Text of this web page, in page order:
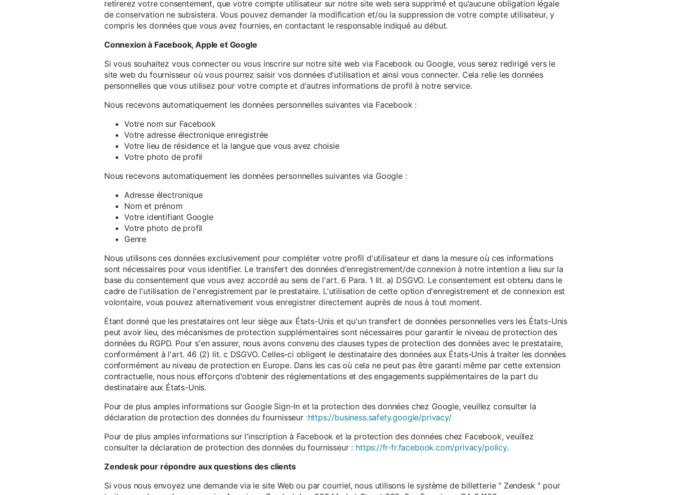
retirerez votre consentement, que votre compte utilisateur sur notre site web sera supprimé et qu’aucune obligation légale
de conservation ne subsistera. Vous pouvez demander la modification et/ou la suppression de votre compte utilisateur, y
compris les données que vous avez fournies, en contactant le responsable indiqué au début.
Connexion à Facebook, Apple et Google
Si vous souhaitez vous connecter ou vous inscrire sur notre site web via Facebook ou Google, vous serez redirigé vers le
site web du fournisseur où vous pourrez saisir vos données d'utilisation et ainsi vous connecter. Cela relie les données
personnelles que vous utilisez pour votre compte et d'autres informations de profil à notre service.
Nous recevons automatiquement les données personnelles suivantes via Facebook :
Votre nom sur Facebook
Votre adresse électronique enregistrée
Votre lieu de résidence et la langue que vous avez choisie
Votre photo de profil
Nous recevons automatiquement les données personnelles suivantes via Google :
Adresse électronique
Nom et prénom
Votre identifiant Google
Votre photo de profil
Genre
Nous utilisons ces données exclusivement pour compléter votre profil d'utilisateur et dans la mesure où ces informations
sont nécessaires pour vous identifier. Le transfert des données d'enregistrement/de connexion à notre intention a lieu sur la
base du consentement que vous avez accordé au sens de l'art. 6 Para. 1 lit. a) DSGVO. Le consentement est obtenu dans le
cadre de l'utilisation de l'enregistrement par le prestataire. L'utilisation de cette option d'enregistrement et de connexion est
volontaire, vous pouvez alternativement vous enregistrer directement auprès de nous à tout moment.
Étant donné que les prestataires ont leur siège aux États-Unis et qu'un transfert de données personnelles vers les États-Unis
peut avoir lieu, des mécanismes de protection supplémentaires sont nécessaires pour garantir le niveau de protection des
données du RGPD. Pour s'en assurer, nous avons convenu des clauses types de protection des données avec le prestataire,
conformément à l'art. 46 (2) lit. c DSGVO. Celles-ci obligent le destinataire des données aux États-Unis à traiter les données
conformément au niveau de protection en Europe. Dans les cas où cela ne peut pas être garanti même par cette extension
contractuelle, nous nous efforçons d'obtenir des réglementations et des engagements supplémentaires de la part du
destinataire aux États-Unis.
Pour de plus amples informations sur Google Sign-In et la protection des données chez Google, veuillez consulter la
déclaration de protection des données du fournisseur :https://business.safety.google/privacy/
Pour de plus amples informations sur l'inscription à Facebook et la protection des données chez Facebook, veuillez
consulter la déclaration de protection des données du fournisseur : https://fr-fr.facebook.com/privacy/policy.
Zendesk pour répondre aux questions des clients
Si vous nous envoyez une demande via le site Web ou par courriel, nous utilisons le système de billetterie " Zendesk " pour